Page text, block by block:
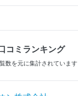
面接官/学生
コミランキング
数を元に集計されています